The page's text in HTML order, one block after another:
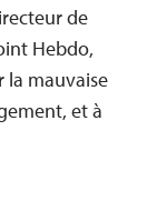
de
Hebdo,
la mauvaise
et à